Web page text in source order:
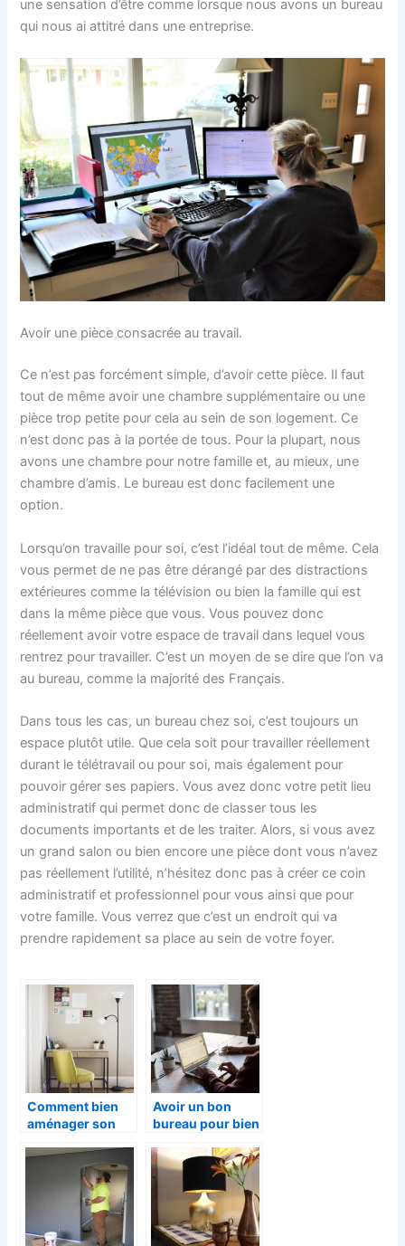
une sensation d’être comme lorsque nous avons un bureau
qui nous ai attitré dans une entreprise.
Avoir une pièce consacrée au travail.
Ce n’est pas forcément simple, d’avoir cette pièce. Il faut
tout de même avoir une chambre supplémentaire ou une
pièce trop petite pour cela au sein de son logement. Ce
n’est donc pas à la portée de tous. Pour la plupart, nous
avons une chambre pour notre famille et, au mieux, une
chambre d’amis. Le bureau est donc facilement une
option.
Lorsqu’on travaille pour soi, c’est l’idéal tout de même. Cela
vous permet de ne pas être dérangé par des distractions
extérieures comme la télévision ou bien la famille qui est
dans la même pièce que vous. Vous pouvez donc
réellement avoir votre espace de travail dans lequel vous
rentrez pour travailler. C’est un moyen de se dire que l’on va
au bureau, comme la majorité des Français.
Dans tous les cas, un bureau chez soi, c’est toujours un
espace plutôt utile. Que cela soit pour travailler réellement
durant le télétravail ou pour soi, mais également pour
pouvoir gérer ses papiers. Vous avez donc votre petit lieu
administratif qui permet donc de classer tous les
documents importants et de les traiter. Alors, si vous avez
un grand salon ou bien encore une pièce dont vous n’avez
pas réellement l’utilité, n’hésitez donc pas à créer ce coin
administratif et professionnel pour vous ainsi que pour
votre famille. Vous verrez que c’est un endroit qui va
prendre rapidement sa place au sein de votre foyer.
Comment bien
aménager son
Avoir un bon
bureau pour bien